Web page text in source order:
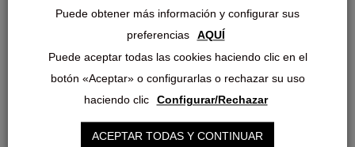
Puede obtener más información y configurar sus
preferencias
AQUÍ
Puede aceptar todas las cookies haciendo clic en el
botón «Aceptar» o configurarlas o rechazar su uso
haciendo clic
Configurar/Rechazar
ACEPTAR TODAS Y CONTINUAR